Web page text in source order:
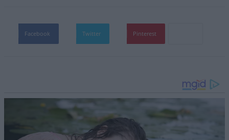
Facebook Twitter Pinterest